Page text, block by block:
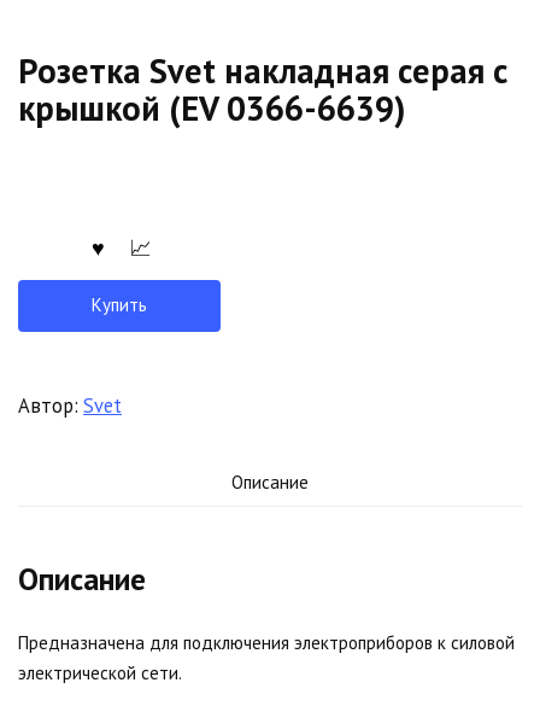
Розетка Svet накладная серая с
крышкой (EV 0366-6639)
Купить
Автор: Svet
Описание
Описание
Предназначена для подключения электроприборов к силовой
электрической сети.